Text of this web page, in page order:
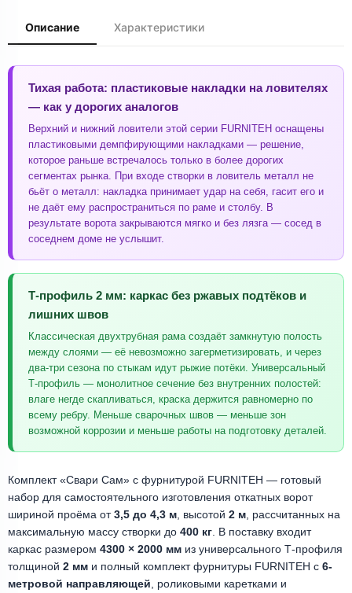
Описание Характеристики
Тихая работа: пластиковые накладки на ловителях
— как у дорогих аналогов
Верхний и нижний ловители этой серии FURNITEH оснащены
пластиковыми демпфирующими накладками — решение,
которое раньше встречалось только в более дорогих
сегментах рынка. При входе створки в ловитель металл не
бьёт о металл: накладка принимает удар на себя, гасит его и
не даёт ему распространиться по раме и столбу. В
результате ворота закрываются мягко и без лязга — сосед в
соседнем доме не услышит.
Т-профиль 2 мм: каркас без ржавых подтёков и
лишних швов
Классическая двухтрубная рама создаёт замкнутую полость
между слоями — её невозможно загерметизировать, и через
два-три сезона по стыкам идут рыжие потёки. Универсальный
Т-профиль — монолитное сечение без внутренних полостей:
влаге негде скапливаться, краска держится равномерно по
всему ребру. Меньше сварочных швов — меньше зон
возможной коррозии и меньше работы на подготовку деталей.
Комплект «Свари Сам» с фурнитурой FURNITEH — готовый
набор для самостоятельного изготовления откатных ворот
шириной проёма от3,5 до 4,3 м , высотой 2 м , рассчитанных на
максимальную массу створки до 400 кг . В поставку входит
каркас размером 4300 × 2000 мм из универсального Т-профиля
толщиной 2 мм и полный комплект фурнитуры FURNITEH с 6-
метровой направляющей , роликовыми каретками и